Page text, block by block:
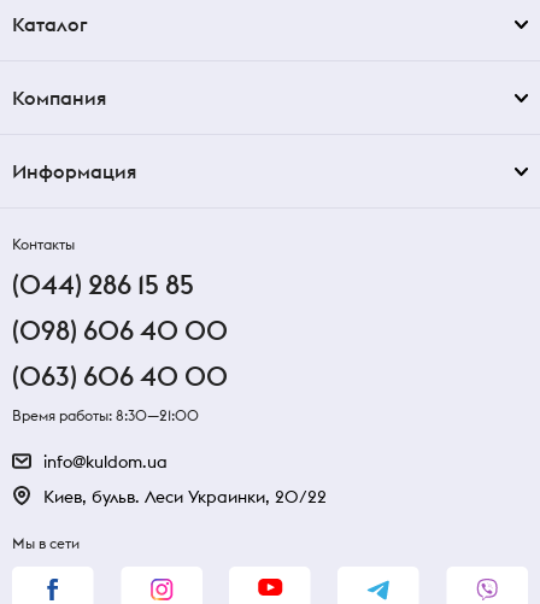
Каталог
Компания
Информация
Контакты
(044) 286 15 85
(098) 606 40 00
(063) 606 40 00
Время работы: 8:30—21:00
info@kuldom.ua
Киев, бульв. Леси Украинки, 20/22
Мы в сети